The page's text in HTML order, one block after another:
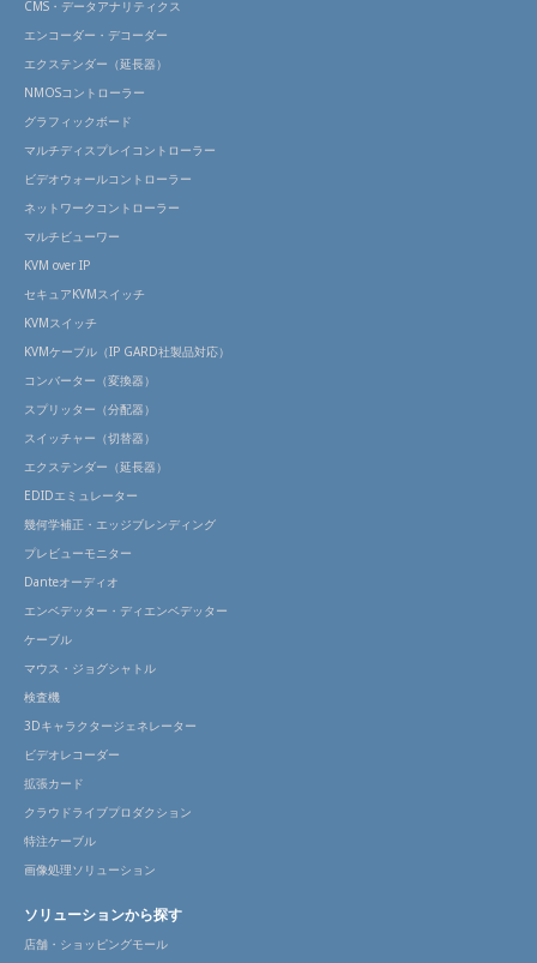
CMS・データアナリティクス
エンコーダー・デコーダー
エクステンダー（延長器）
NMOSコントローラー
グラフィックボード
マルチディスプレイコントローラー
ビデオウォールコントローラー
ネットワークコントローラー
マルチビューワー
KVM over IP
セキュアKVMスイッチ
KVMスイッチ
KVMケーブル（IP GARD社製品対応）
コンバーター（変換器）
スプリッター（分配器）
スイッチャー（切替器）
エクステンダー（延長器）
EDIDエミュレーター
幾何学補正・エッジブレンディング
プレビューモニター
Danteオーディオ
エンベデッター・ディエンベデッター
ケーブル
マウス・ジョグシャトル
検査機
3Dキャラクタージェネレーター
ビデオレコーダー
拡張カード
クラウドライブプロダクション
特注ケーブル
画像処理ソリューション
ソリューションから探す
店舗・ショッピングモール